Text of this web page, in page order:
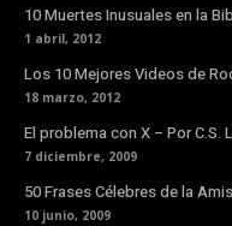
10 Muertes Inusuales en la
1 abril, 2012
Los 10 Mejores Videos de
18 marzo, 2012
El problema con X – Por C.S.
7 diciembre, 2009
50 Frases Célebres de la
10 junio, 2009